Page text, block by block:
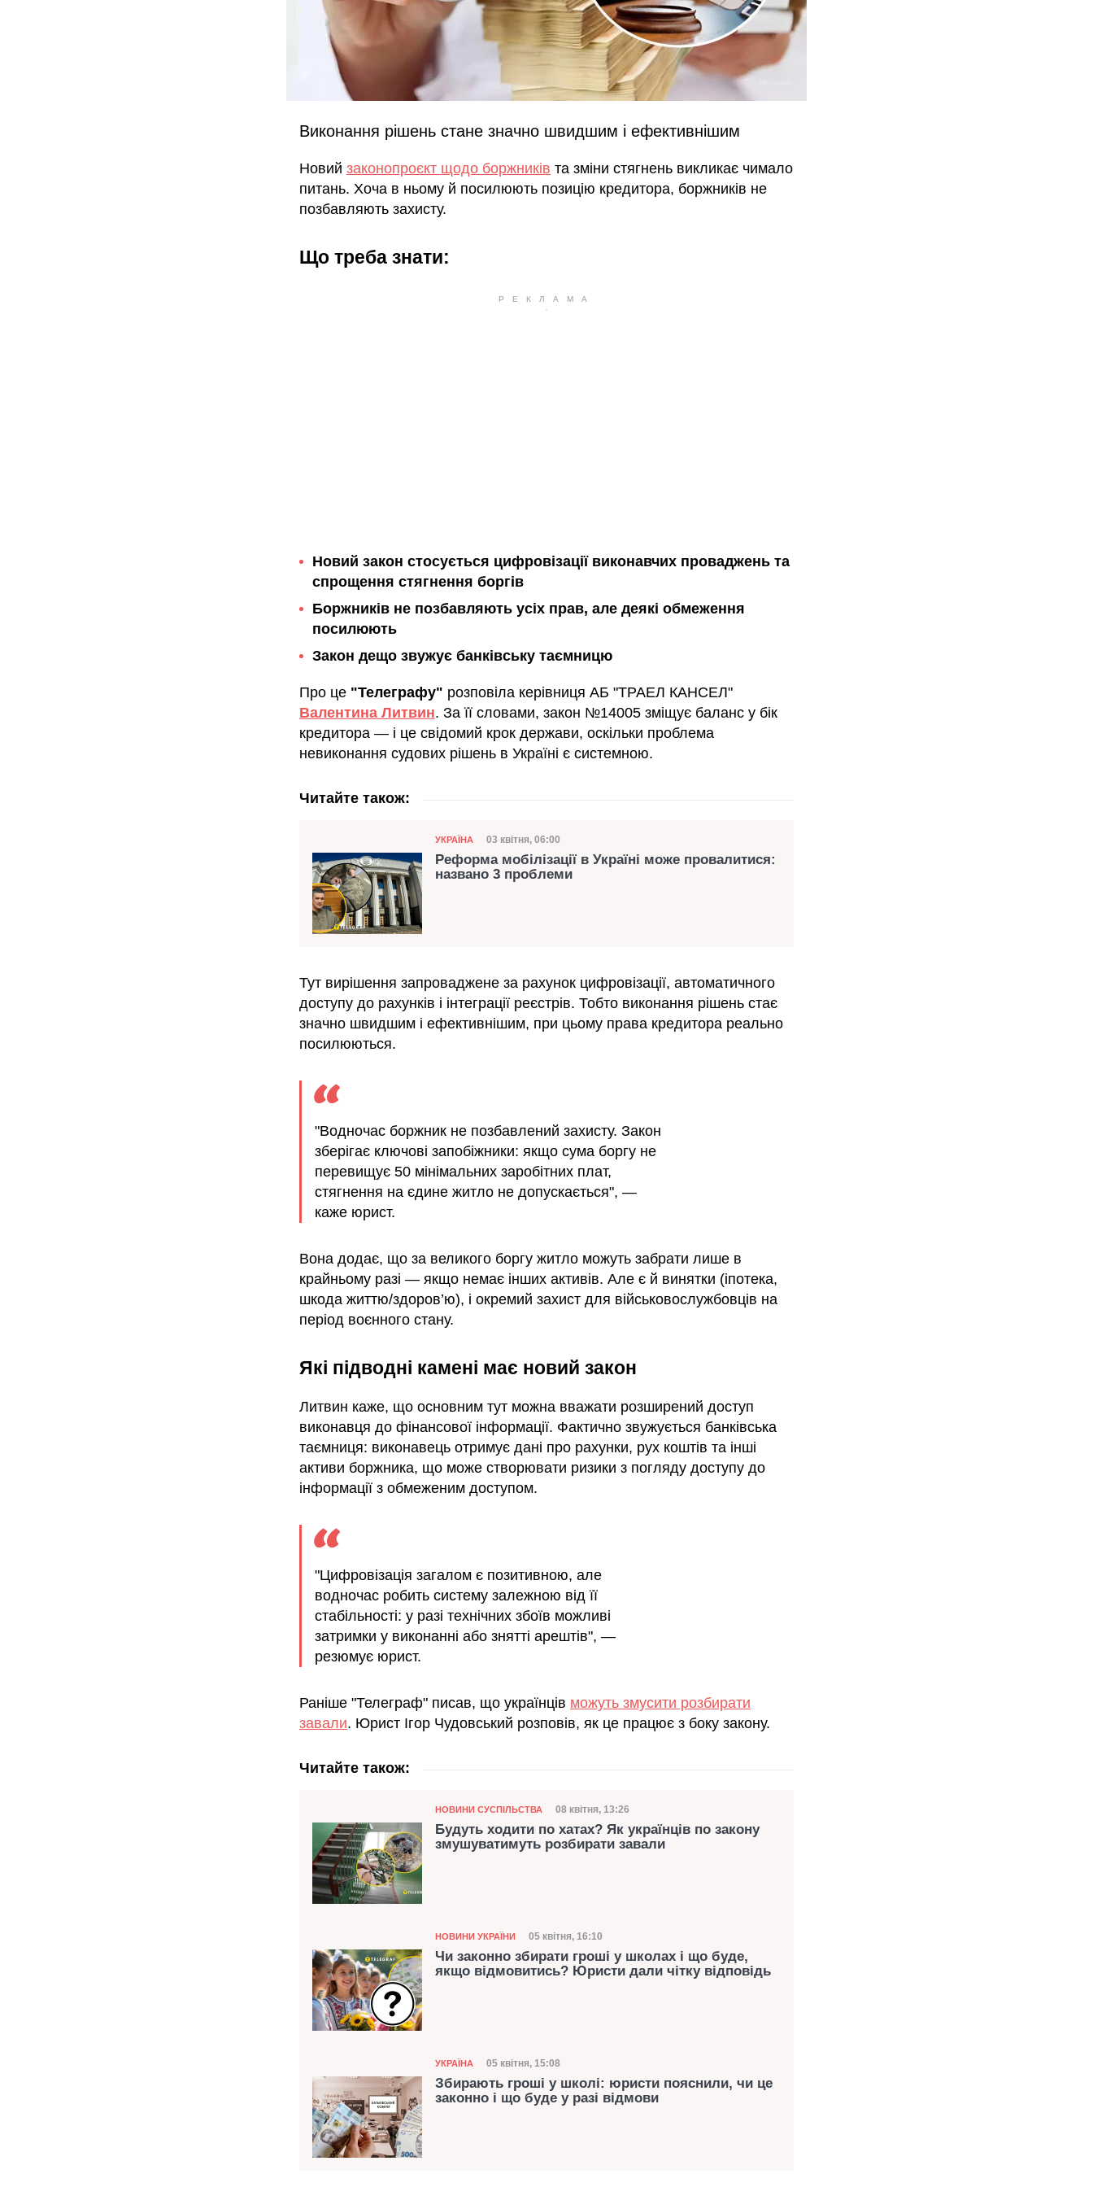
Виконання рішень стане значно швидшим і ефективнішим
Новий законопроєкт щодо боржників та зміни стягнень викликає чимало
питань. Хоча в ньому й посилюють позицію кредитора, боржників не
позбавляють захисту.
Що треба знати:
Новий закон стосується цифровізації виконавчих проваджень та
спрощення стягнення боргів
Боржників не позбавляють усіх прав, але деякі обмеження
посилюють
Закон дещо звужує банківську таємницю
Про це "Телеграфу" розповіла керівниця АБ "ТРАЕЛ КАНСЕЛ"
Валентина Литвин. За її словами, закон №14005 зміщує баланс у бік
кредитора — і це свідомий крок держави, оскільки проблема
невиконання судових рішень в Україні є системною.
Читайте також:
Категорія
УКРАЇНА Дата публікації
03 квітня, 06:00
Реформа мобілізації в Україні може провалитися:
названо 3 проблеми
Тут вирішення запроваджене за рахунок цифровізації, автоматичного
доступу до рахунків і інтеграції реєстрів. Тобто виконання рішень стає
значно швидшим і ефективнішим, при цьому права кредитора реально
посилюються.
"Водночас боржник не позбавлений захисту. Закон
зберігає ключові запобіжники: якщо сума боргу не
перевищує 50 мінімальних заробітних плат,
стягнення на єдине житло не допускається", —
каже юрист.
Вона додає, що за великого боргу житло можуть забрати лише в
крайньому разі — якщо немає інших активів. Але є й винятки (іпотека,
шкода життю/здоров’ю), і окремий захист для військовослужбовців на
період воєнного стану.
Які підводні камені має новий закон
Литвин каже, що основним тут можна вважати розширений доступ
виконавця до фінансової інформації. Фактично звужується банківська
таємниця: виконавець отримує дані про рахунки, рух коштів та інші
активи боржника, що може створювати ризики з погляду доступу до
інформації з обмеженим доступом.
"Цифровізація загалом є позитивною, але
водночас робить систему залежною від її
стабільності: у разі технічних збоїв можливі
затримки у виконанні або знятті арештів", —
резюмує юрист.
Раніше "Телеграф" писав, що українців можуть змусити розбирати
завали. Юрист Ігор Чудовський розповів, як це працює з боку закону.
Читайте також:
Категорія
НОВИНИ СУСПІЛЬСТВА Дата публікації
08 квітня, 13:26
Будуть ходити по хатах? Як українців по закону
змушуватимуть розбирати завали
Категорія
НОВИНИ УКРАЇНИ Дата публікації
05 квітня, 16:10
Чи законно збирати гроші у школах і що буде,
якщо відмовитись? Юристи дали чітку відповідь
Категорія
УКРАЇНА Дата публікації
05 квітня, 15:08
Збирають гроші у школі: юристи пояснили, чи це
законно і що буде у разі відмови